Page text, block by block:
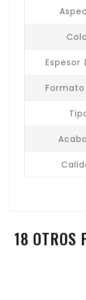
Espesor
18 OTROS